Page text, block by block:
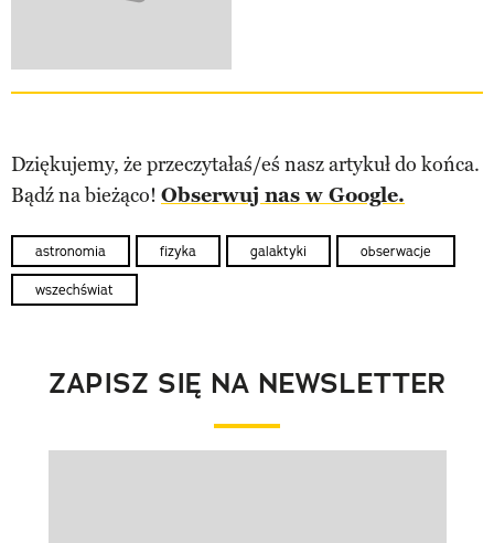
Dziękujemy, że przeczytałaś/eś nasz artykuł do końca.
Bądź na bieżąco! Obserwuj nas w Google.
astronomia fizyka galaktyki obserwacje
wszechświat
ZAPISZ SIĘ NA NEWSLETTER